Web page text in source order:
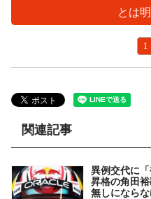
とは
1
関連記事
異例交代に
昇格の角田
無しにならな